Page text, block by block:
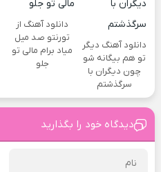
دانلود آهنگ دیگر
تو هم بیگانه شو
چون دیگران با
سرگذشتم
دانلود آهنگ از
تورنتو صد میل
میاد برام مالی تو
جلو
دیدگاه خود را بگذارید